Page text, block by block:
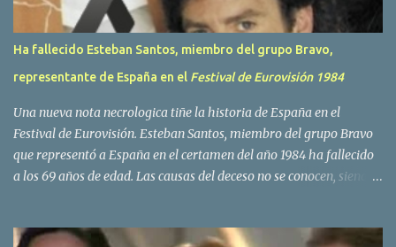
Ha fallecido Esteban Santos, miembro del grupo Bravo,
representante de España en el Festival de Eurovisión 1984
Una nueva nota necrologica tiñe la historia de España en el
Festival de Eurovisión. Esteban Santos, miembro del grupo Bravo
que representó a España en el certamen del año 1984 ha fallecido
a los 69 años de edad. Las causas del deceso no se conocen, siendo
traves de las redes sociales. Nacido en Tolosa en 1951, durante su